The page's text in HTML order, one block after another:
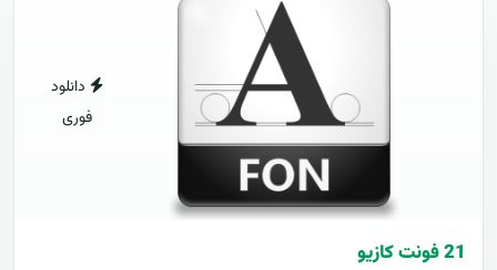
دانلود
فوری
21 فونت کازيو